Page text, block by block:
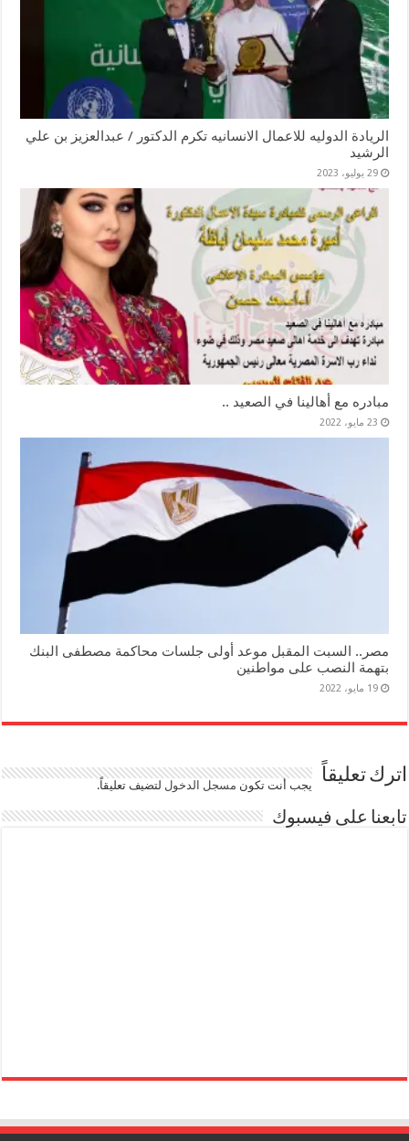
الريادة الدوليه للاعمال الانسانيه تكرم الدكتور / عبدالعزيز بن علي
الرشيد
29 يوليو، 2023
مبادره مع أهالينا في الصعيد ..
23 مايو، 2022
مصر.. السبت المقبل موعد أولى جلسات محاكمة مصطفى البنك
بتهمة النصب على مواطنين
19 مايو، 2022
اترك تعليقاً يجب أنت تكون مسجل الدخوللتضيف تعليقاً.
تابعنا على فيسبوك